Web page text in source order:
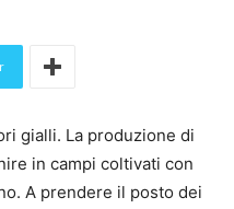
gialli. La produzione di
in campi coltivati con
A prendere il posto dei